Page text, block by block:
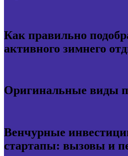
Как правильно
активного зимнего
Оригинальные виды
Венчурные
стартапы: вызовы и